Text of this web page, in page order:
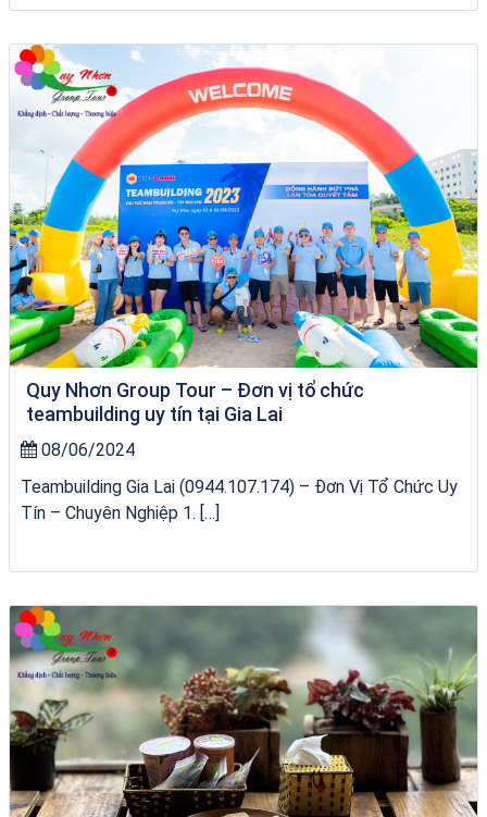
du thuyền trên biển Quy Nhơn
Quy Nhơn Group Tour – Đơn vị tổ chức
teambuilding uy tín tại Gia Lai
08/06/2024
Teambuilding Gia Lai (0944.107.174) – Đơn Vị Tổ Chức Uy
Tín – Chuyên Nghiệp 1. […]